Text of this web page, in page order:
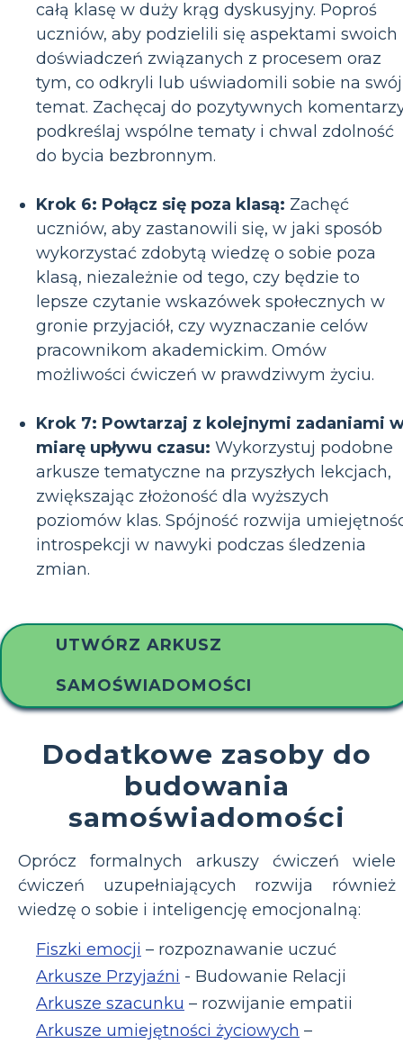
całą klasę w duży krąg dyskusyjny. Poproś
uczniów, aby podzielili się aspektami swoich
doświadczeń związanych z procesem oraz
tym, co odkryli lub uświadomili sobie na swój
temat. Zachęcaj do pozytywnych
podkreślaj wspólne tematy i chwal zdolność
do bycia bezbronnym.
Krok 6: Połącz się poza klasą: Zachęć
uczniów, aby zastanowili się, w jaki sposób
wykorzystać zdobytą wiedzę o sobie poza
klasą, niezależnie od tego, czy będzie to
lepsze czytanie wskazówek społecznych w
gronie przyjaciół, czy wyznaczanie celów
pracownikom akademickim. Omów
możliwości ćwiczeń w prawdziwym życiu.
Krok 7: Powtarzaj z kolejnymi zadaniami
miarę upływu czasu: Wykorzystuj podobne
arkusze tematyczne na przyszłych lekcjach,
zwiększając złożoność dla wyższych
poziomów klas. Spójność rozwija
introspekcji w nawyki podczas śledzenia
zmian.
UTWÓRZ ARKUSZ
SAMOŚWIADOMOŚCI
Dodatkowe zasoby do
budowania
samoświadomości
Oprócz formalnych arkuszy ćwiczeń wiele
ćwiczeń uzupełniających rozwija również
wiedzę o sobie i inteligencję emocjonalną:
Fiszki emocji – rozpoznawanie uczuć
Arkusze Przyjaźni - Budowanie Relacji
Arkusze szacunku – rozwijanie empatii
Arkusze umiejętności życiowych –